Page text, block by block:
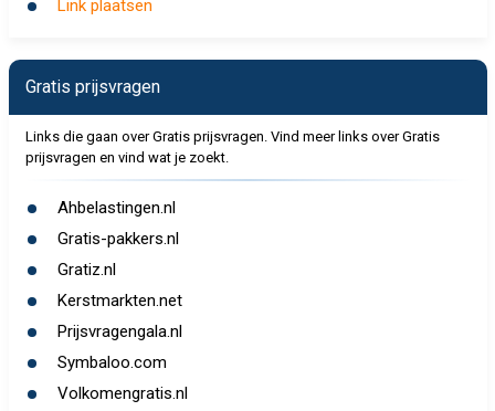
Link plaatsen
Gratis prijsvragen
Links die gaan over Gratis prijsvragen. Vind meer links over Gratis
prijsvragen en vind wat je zoekt.
Ahbelastingen.nl
Gratis-pakkers.nl
Gratiz.nl
Kerstmarkten.net
Prijsvragengala.nl
Symbaloo.com
Volkomengratis.nl